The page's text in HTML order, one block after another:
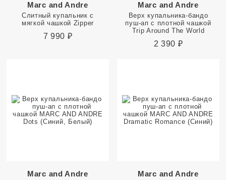
Marc and Andre
Слитный купальник с
мягкой чашкой Zipper
7 990 ₽
Marc and Andre
Верх купальника-бандо
пуш-ап с плотной чашкой
Trip Around The World
2 390 ₽
Marc and Andre Marc and Andre